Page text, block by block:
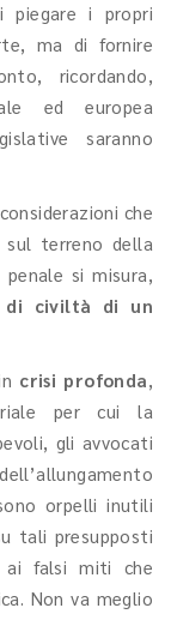
piegare i propri
ma di fornire
ricordando,
ed europea
saranno
che
sul terreno della
si misura,
civiltà di un
crisi profonda,
per cui la
gli avvocati
orpelli inutili
tali presupposti
ai falsi miti che
Non va meglio